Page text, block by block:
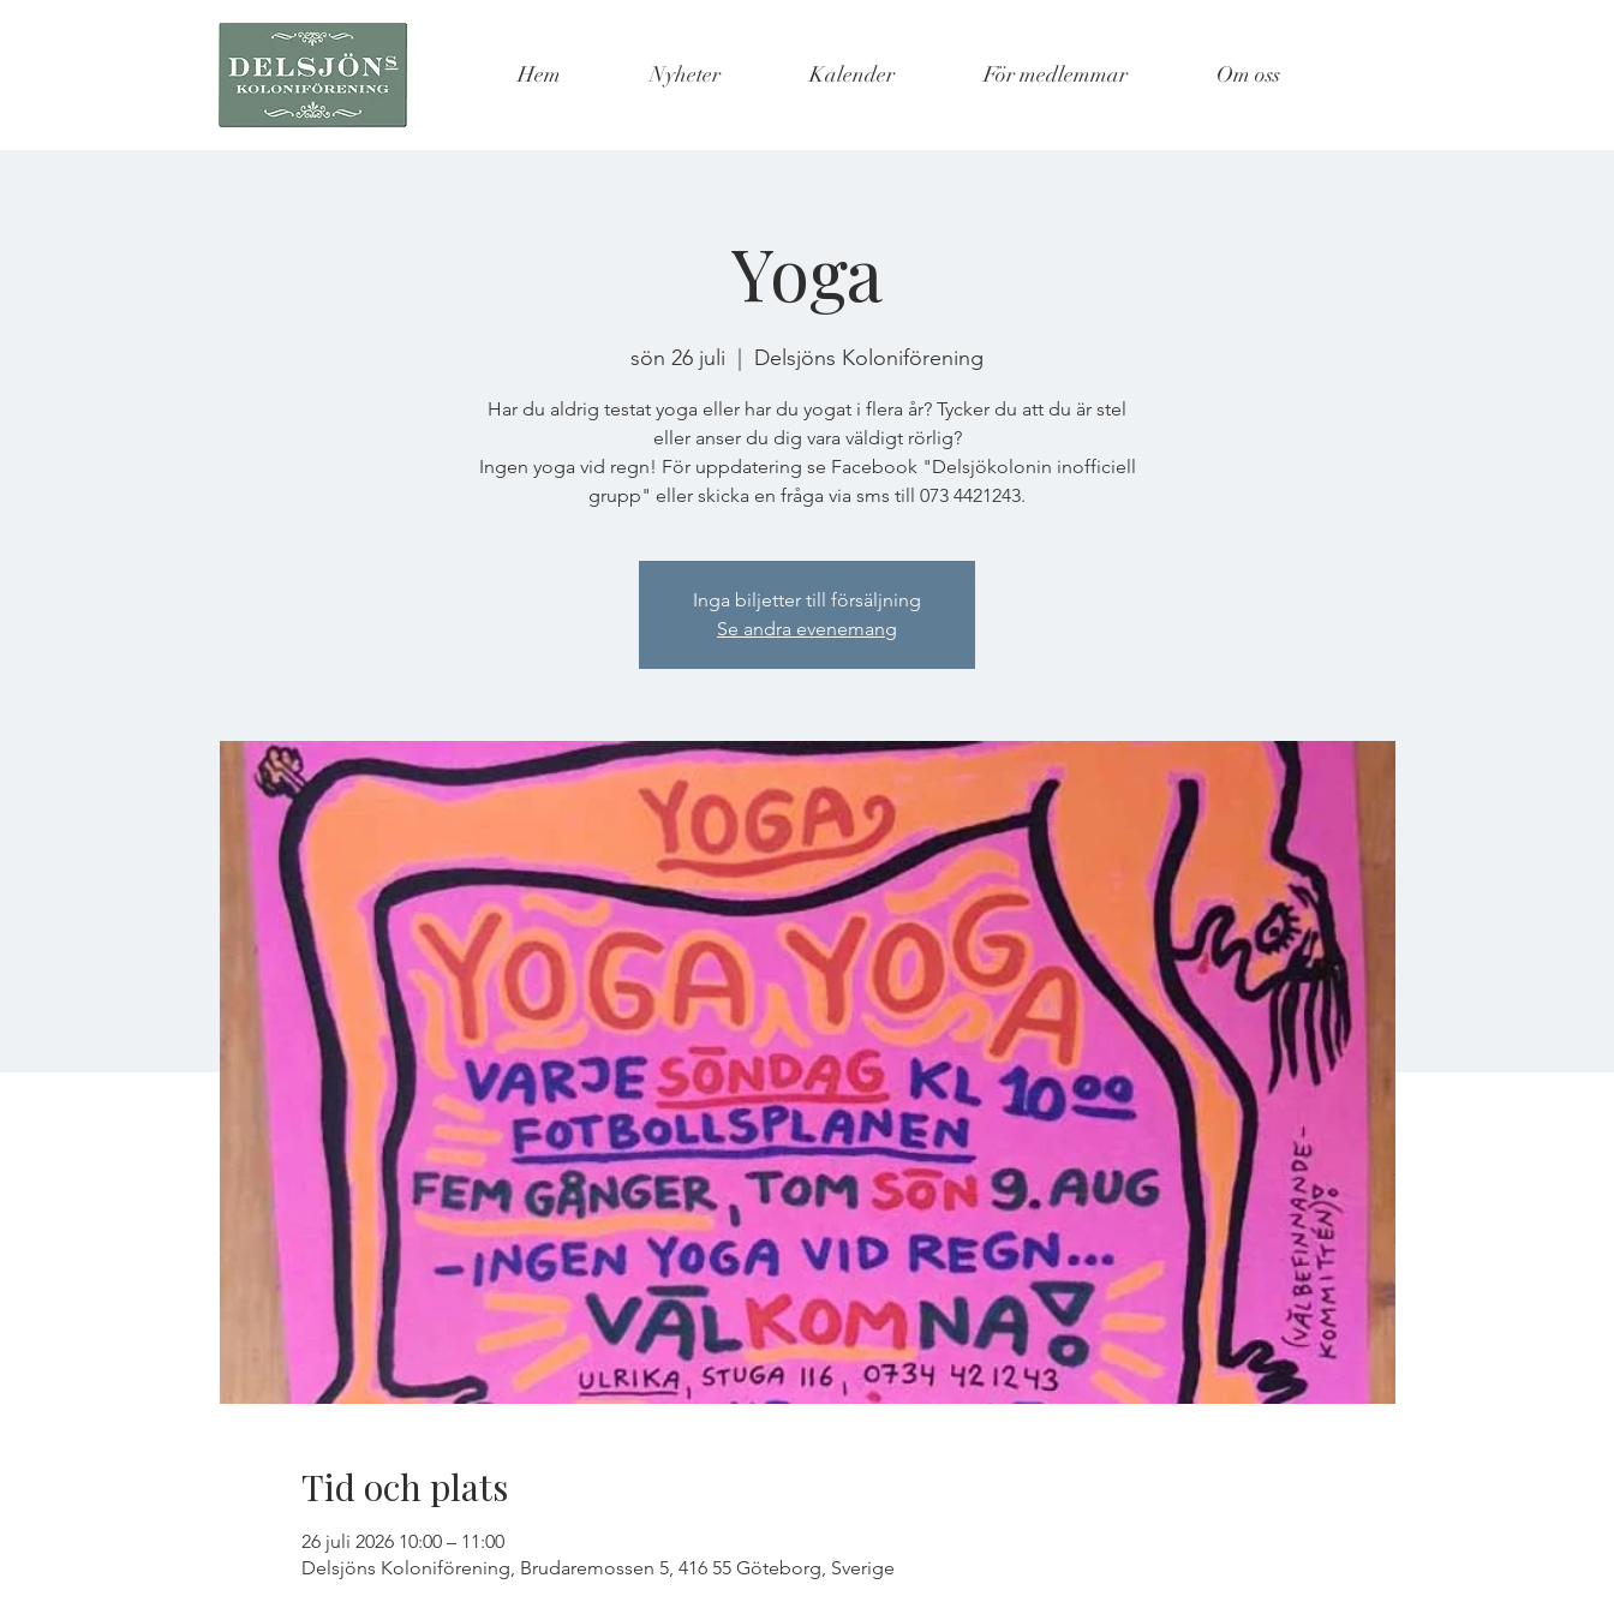
Hem Nyheter Kalender För medlemmar Om oss
Yoga
sön 26 juli Delsjöns Koloniförening
Har du aldrig testat yoga eller har du yogat i flera år? Tycker du att du är stel
eller anser du dig vara väldigt rörlig?
Ingen yoga vid regn! För uppdatering se Facebook "Delsjökolonin inofficiell
grupp" eller skicka en fråga via sms till 073 4421243.
Inga biljetter till försäljning
Se andra evenemang
Tid och plats
26 juli 2026 10:00 – 11:00
Delsjöns Koloniförening, Brudaremossen 5, 416 55 Göteborg, Sverige